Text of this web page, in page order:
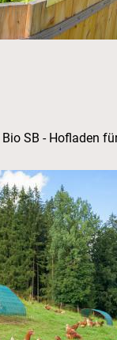
SB - Hofladen